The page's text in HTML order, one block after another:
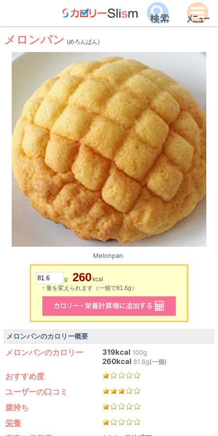
メロンパン (めろんぱん)
Melonpan
g 260 kcal
↑ 量を変えられます（一個で81.6g）
メロンパンのカロリー概要
メロンパンのカロリー 319kcal 100g
260kcal 81.6g(一個)
おすすめ度
ユーザーの口コミ
腹持ち
栄養